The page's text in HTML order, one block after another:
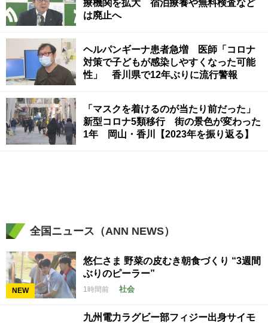
療機関を拡大 宿泊療養や無料検査など
は廃止へ
ヘルパンギーナ患者急増 医師「コロナ
対策で子どもが感染しやすくなった可能
性」 香川県で12年ぶりに流行警報
「マスクを着けるのが当たり前だった」
新型コロナ5類移行 街の景色が変わった
1年 岡山・香川【2023年を振り返る】
全国ニュース（ANN NEWS）
NEW
悠仁さま 野菜の皮むき朝食づくり “3週間
ぶりのピーラー”
1時間前 社会
九州電力ラグビー部フィジー出身サイモ